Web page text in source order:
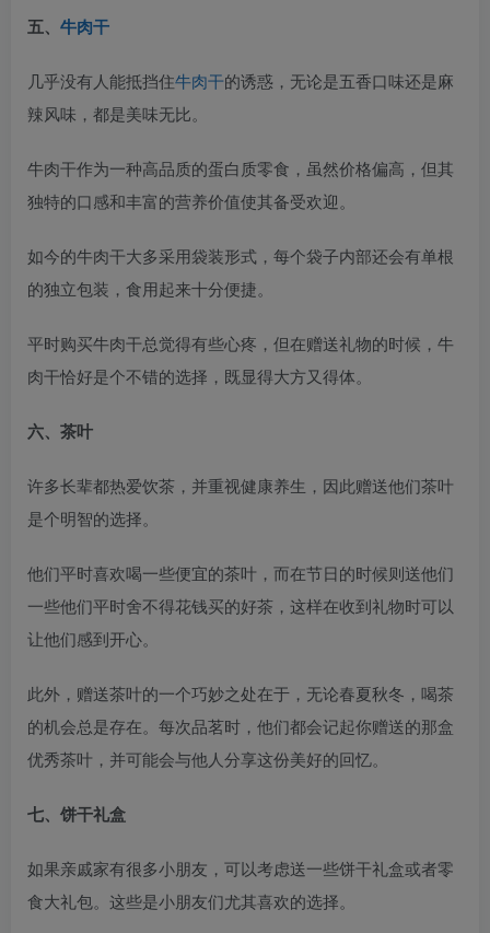
五、 牛肉干
几乎没有人能抵挡住牛肉干的诱惑，无论是五香口味还是麻
辣风味，都是美味无比。
牛肉干作为一种高品质的蛋白质零食，虽然价格偏高，但其
独特的口感和丰富的营养价值使其备受欢迎。
如今的牛肉干大多采用袋装形式，每个袋子内部还会有单根
的独立包装，食用起来十分便捷。
平时购买牛肉干总觉得有些心疼，但在赠送礼物的时候，牛
肉干恰好是个不错的选择，既显得大方又得体。
六、茶叶
许多长辈都热爱饮茶，并重视健康养生，因此赠送他们茶叶
是个明智的选择。
他们平时喜欢喝一些便宜的茶叶，而在节日的时候则送他们
一些他们平时舍不得花钱买的好茶，这样在收到礼物时可以
让他们感到开心。
此外，赠送茶叶的一个巧妙之处在于，无论春夏秋冬，喝茶
的机会总是存在。每次品茗时，他们都会记起你赠送的那盒
优秀茶叶，并可能会与他人分享这份美好的回忆。
七、饼干礼盒
如果亲戚家有很多小朋友，可以考虑送一些饼干礼盒或者零
食大礼包。这些是小朋友们尤其喜欢的选择。